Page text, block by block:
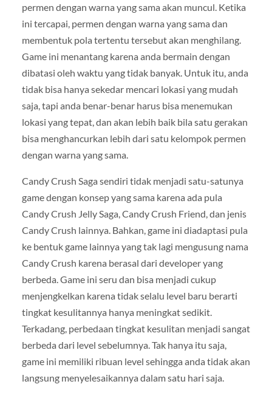
permen dengan warna yang sama akan muncul. Ketika
ini tercapai, permen dengan warna yang sama dan
membentuk pola tertentu tersebut akan menghilang.
Game ini menantang karena anda bermain dengan
dibatasi oleh waktu yang tidak banyak. Untuk itu, anda
tidak bisa hanya sekedar mencari lokasi yang mudah
saja, tapi anda benar-benar harus bisa menemukan
lokasi yang tepat, dan akan lebih baik bila satu gerakan
bisa menghancurkan lebih dari satu kelompok permen
dengan warna yang sama.
Candy Crush Saga sendiri tidak menjadi satu-satunya
game dengan konsep yang sama karena ada pula
Candy Crush Jelly Saga, Candy Crush Friend, dan jenis
Candy Crush lainnya. Bahkan, game ini diadaptasi pula
ke bentuk game lainnya yang tak lagi mengusung nama
Candy Crush karena berasal dari developer yang
berbeda. Game ini seru dan bisa menjadi cukup
menjengkelkan karena tidak selalu level baru berarti
tingkat kesulitannya hanya meningkat sedikit.
Terkadang, perbedaan tingkat kesulitan menjadi sangat
berbeda dari level sebelumnya. Tak hanya itu saja,
game ini memiliki ribuan level sehingga anda tidak akan
langsung menyelesaikannya dalam satu hari saja.